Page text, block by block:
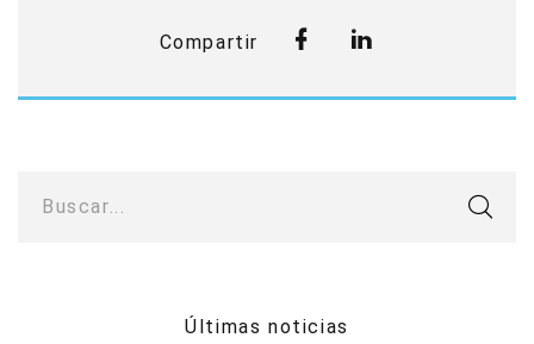
Compartir
Buscar...
Últimas noticias